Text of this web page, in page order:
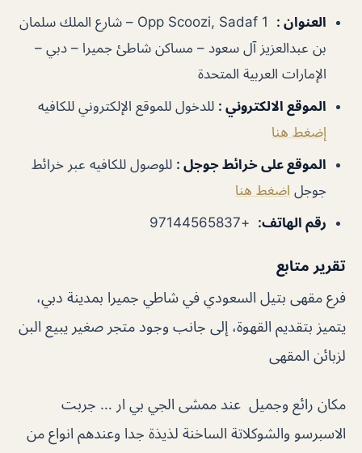
العنوان :
Opp Scoozi, Sadaf 1 – شارع الملك سلمان
بن عبدالعزيز آل سعود – مساكن شاطئ جميرا – دبي –
الإمارات العربية المتحدة
الموقع الالكتروني : للدخول للموقع الإلكتروني للكافيه
إضغط هنا
الموقع على خرائط جوجل : للوصول للكافيه عبر خرائط
جوجل اضغط هنا
رقم الهاتف:
+97144565837
تقرير متابع
فرع مقهى بتيل السعودي في شاطي جميرا بمدينة دبي،
يتميز بتقديم القهوة، إلى جانب وجود متجر صغير يبيع البن
لزبائن المقهى
مكان رائع وجميل عند ممشى الجي بي ار … جربت
الاسبرسو والشوكلاتة الساخنة لذيذة جدا وعندهم انواع من